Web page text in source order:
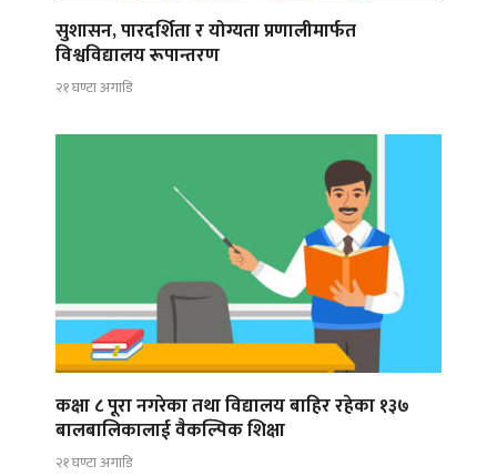
सुशासन, पारदर्शिता र योग्यता प्रणालीमार्फत
विश्वविद्यालय रूपान्तरण
२१ घण्टा अगाडि
कक्षा ८ पूरा नगरेका तथा विद्यालय बाहिर रहेका १३७
बालबालिकालाई वैकल्पिक शिक्षा
२१ घण्टा अगाडि